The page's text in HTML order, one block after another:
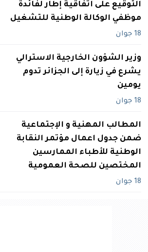
التوقيع على اتفاقية إطار لفائدة
موظفي الوكالة الوطنية للتشغيل
18 جوان
وزير الشؤون الخارجية الاسترالي
يشرع في زيارة إلى الجزائر تدوم
يومين
18 جوان
المطالب المهنية و الإجتماعية
ضمن جدول اعمال مؤتمر النقابة
الوطنية للأطباء الممارسين
المختصين للصحة العمومية
18 جوان